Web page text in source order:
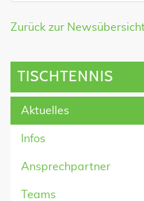
Zurück zur
TISCHTENNIS
Aktuelles
Infos
Ansprechpartner
Teams